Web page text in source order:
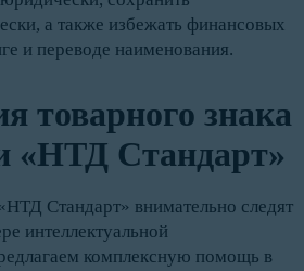
а также избежать финансовых
и переводе наименования.
товарного знака
«НТД Стандарт»
Стандарт» внимательно следят
интеллектуальной
комплексную помощь в